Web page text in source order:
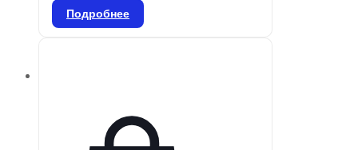
отличается компактностью и
комнаты в другую, не прерывая
рабочий процесс. Подходит для
Подробнее